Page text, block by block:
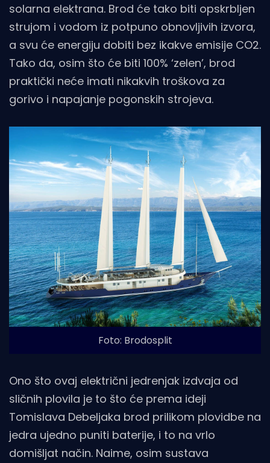
solarna elektrana. Brod će tako biti opskrbljen
strujom i vodom iz potpuno obnovljivih izvora,
a svu će energiju dobiti bez ikakve emisije CO2.
Tako da, osim što će biti 100% ‘zelen’, brod
praktički neće imati nikakvih troškova za
gorivo i napajanje pogonskih strojeva.
Foto: Brodosplit
Ono što ovaj električni jedrenjak izdvaja od
sličnih plovila je to što će prema ideji
Tomislava Debeljaka brod prilikom plovidbe na
jedra ujedno puniti baterije, i to na vrlo
domišljat način. Naime, osim sustava